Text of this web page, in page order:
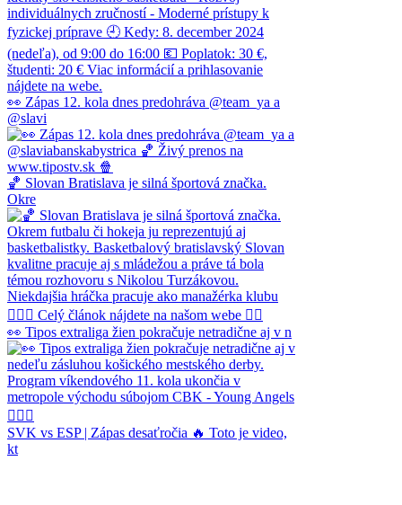
👀 Zápas 12. kola dnes predohráva @team_ya a
@slavi
🏀 Slovan Bratislava je silná športová značka.
Okre
👀 Tipos extraliga žien pokračuje netradične aj v n
SVK vs ESP | Zápas desaťročia 🔥 Toto je video,
kt